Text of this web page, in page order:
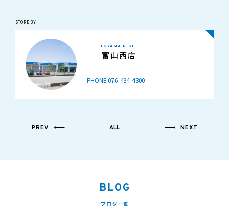
STORE BY
TOYAMA NISHI
富山西店
PHONE 076-434-4300
PREV ALL NEXT
BLOG
ブログ一覧